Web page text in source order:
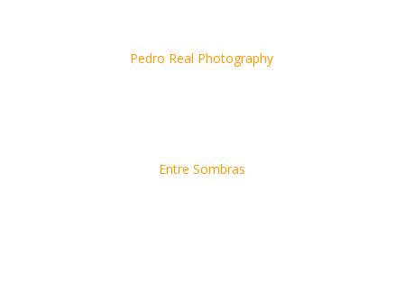
Pedro Real Photography
Entre Sombras